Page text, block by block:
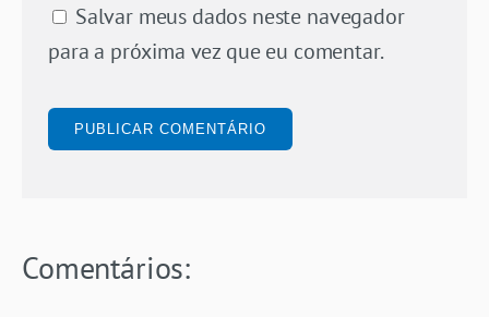
Salvar meus dados neste navegador
para a próxima vez que eu comentar.
Comentários: